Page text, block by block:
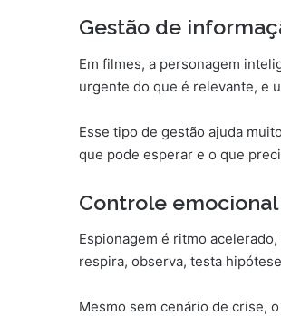
Gestão de
Em filmes, a personagem
urgente do que é relevante, e
Esse tipo de gestão ajuda
que pode esperar e o que
Controle
Espionagem é ritmo
respira, observa, testa
Mesmo sem cenário de crise,